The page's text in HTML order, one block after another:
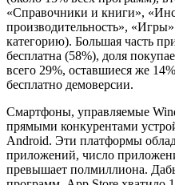
«Справочники и книги»,
производительность»,
категорию). Большая часть
бесплатна (58%), доля
всего 29%, оставшиеся же
бесплатно демоверсии.
Смартфоны, управляемые
прямыми конкурентами
Android. Эти платформы
приложений, число
превышает полмиллиона.